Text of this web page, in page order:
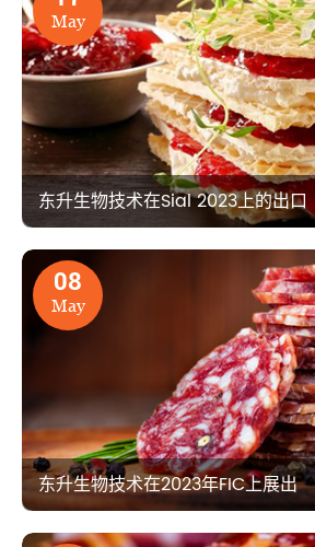
May
东升生物技术在Sial 2023上的出口
08
May
东升生物技术在2023年FIC上展出